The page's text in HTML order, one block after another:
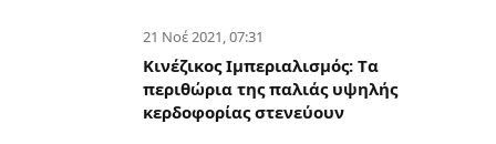
21 Νοέ 2021, 07:31
Κινέζικος Ιμπεριαλισμός: Tα
περιθώρια της παλιάς υψηλής
κερδοφορίας στενεύουν